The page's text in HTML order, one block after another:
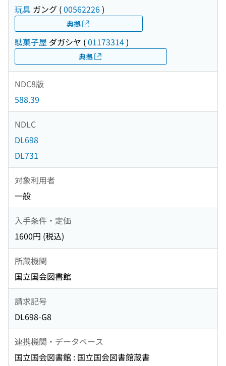
玩具 ガング (00562226)
典拠
駄菓子屋 ダガシヤ (01173314)
典拠
NDC8版
588.39
NDLC
DL698
DL731
対象利用者
一般
入手条件・定価
1600円 (税込)
所蔵機関
国立国会図書館
請求記号
DL698-G8
連携機関・データベース
国立国会図書館 : 国立国会図書館蔵書